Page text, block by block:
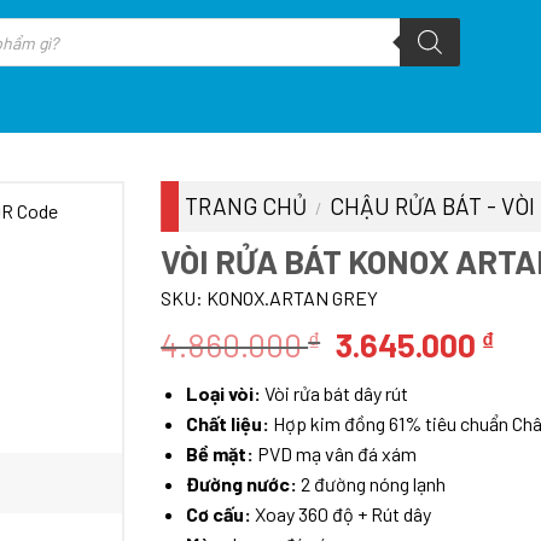
TRANG CHỦ / CHẬU RỬA BÁT -
VÒI RỬA BÁT KONOX
SKU: KONOX.ARTAN GREY
4.860.000₫ Giá
là:
4.860.000 ₫.
3.645.000 ₫Giá
tại
là:
Loại vòi: Vòi rửa bát dây rút
Chất liệu: Hợp kim đồng 61% tiêu chuẩn
Bề mặt: PVD mạ vân đá xám
Đường nước: 2 đường nóng lạnh
Cơ cấu: Xoay 360 độ + Rút dây